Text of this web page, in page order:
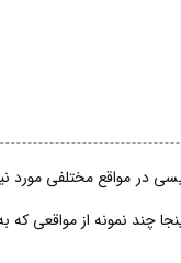
در مواقع مختلفی مورد
چند نمونه از مواقعی که